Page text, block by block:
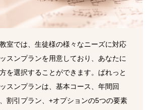
室では、生徒様の様々なニーズに対応
スンプランを用意しており、あなたに
を選択することができます。ぱれっと
スンプランは、基本コース、年間回
割引プラン、+オプションの5つの要素